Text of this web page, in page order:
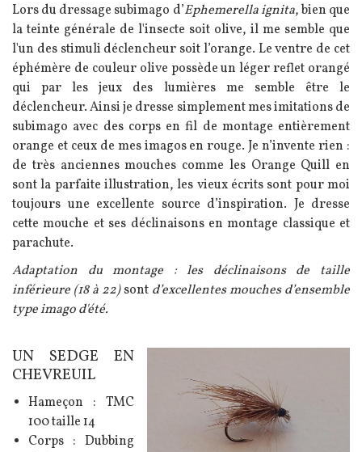
Lors du dressage subimago d’Ephemerella ignita, bien que
la teinte générale de l'insecte soit olive, il me semble que
l'un des stimuli déclencheur soit l’orange. Le ventre de cet
éphémère de couleur olive possède un léger reflet orangé
qui par les jeux des lumières me semble être le
déclencheur. Ainsi je dresse simplement mes imitations de
subimago avec des corps en fil de montage entièrement
orange et ceux de mes imagos en rouge. Je n’invente rien :
de très anciennes mouches comme les Orange Quill en
sont la parfaite illustration, les vieux écrits sont pour moi
toujours une excellente source d’inspiration. Je dresse
cette mouche et ses déclinaisons en montage classique et
parachute.
Adaptation du montage : les déclinaisons de taille
inférieure (18 à 22)sont d’excellentes mouches d’ensemble
type imago d'été.
Texte
UN SEDGE EN
CHEVREUIL
Hameçon : TMC
100 taille 14
Corps : Dubbing